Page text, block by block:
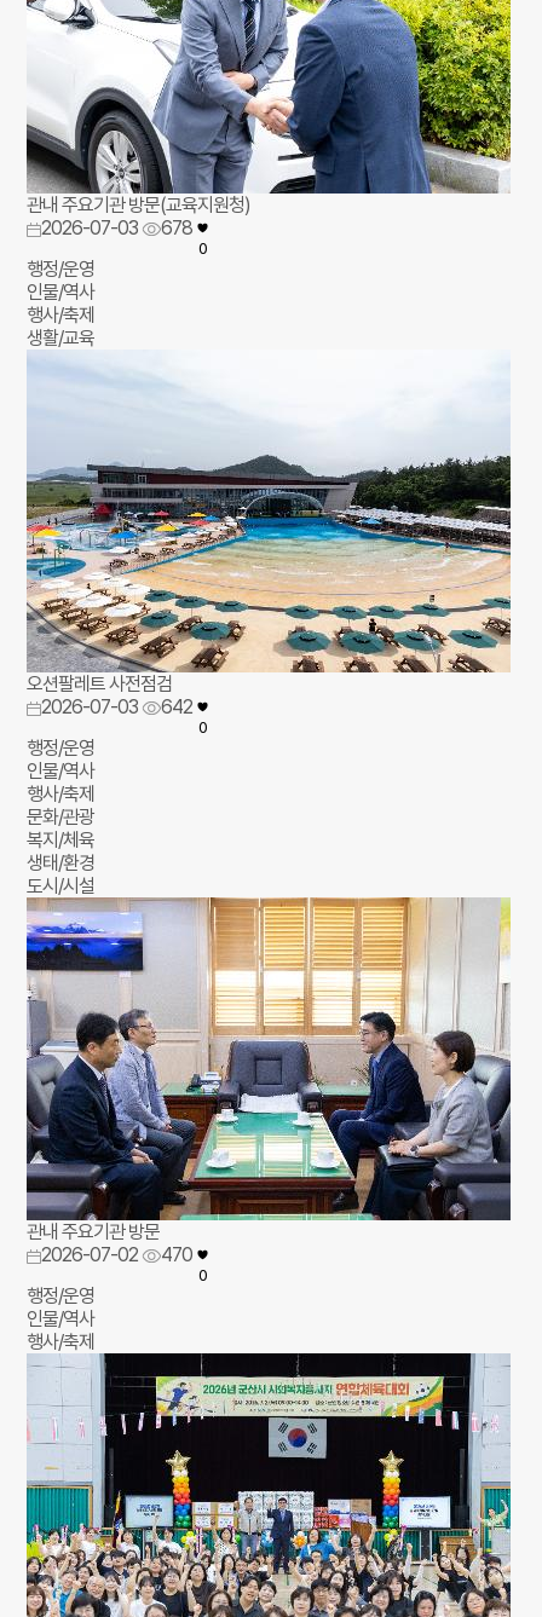
관내 주요기관 방문(교육지원청)
2026-07-03
678
0
행정/운영
인물/역사
행사/축제
생활/교육
오션팔레트 사전점검
2026-07-03
642
0
행정/운영
인물/역사
행사/축제
문화/관광
복지/체육
생태/환경
도시/시설
관내 주요기관 방문
2026-07-02
470
0
행정/운영
인물/역사
행사/축제